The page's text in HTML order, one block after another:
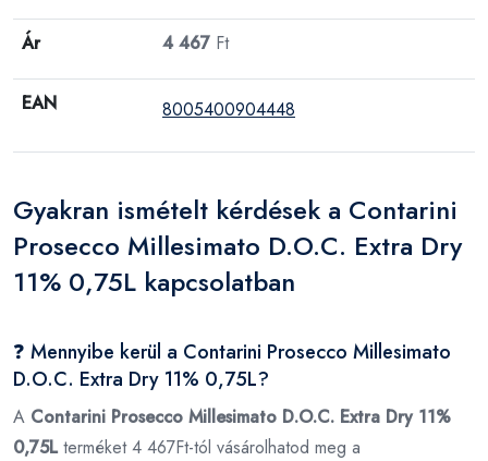
Ár 4 467 Ft
EAN 8005400904448
Gyakran ismételt kérdések a Contarini
Prosecco Millesimato D.O.C. Extra Dry
11% 0,75L kapcsolatban
❓ Mennyibe kerül a Contarini Prosecco Millesimato
D.O.C. Extra Dry 11% 0,75L?
A Contarini Prosecco Millesimato D.O.C. Extra Dry 11%
0,75Lterméket 4 467Ft-tól vásárolhatod meg a